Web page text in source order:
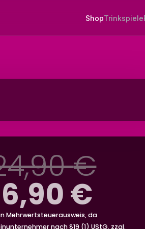
€
€
Mehrwertsteuerausweis, da
nach §19 (1) UStG. zzgl.